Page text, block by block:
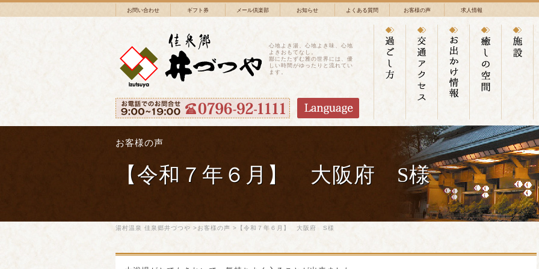
お問い合わせ ギフト券 メール倶楽部 お知らせ よくある質問 お客様の声 求人情報
心地よき湯、心地よき味、心地
よきおもてなし。
鄙にたたずむ雅の世界には、優
しい時間がゆったりと流れてい
ます。
お客様の声
【令和７年６月】 大阪府 S様
湯村温泉 佳泉郷井づつや >お客様の声 >【令和７年６月】 大阪府 S様